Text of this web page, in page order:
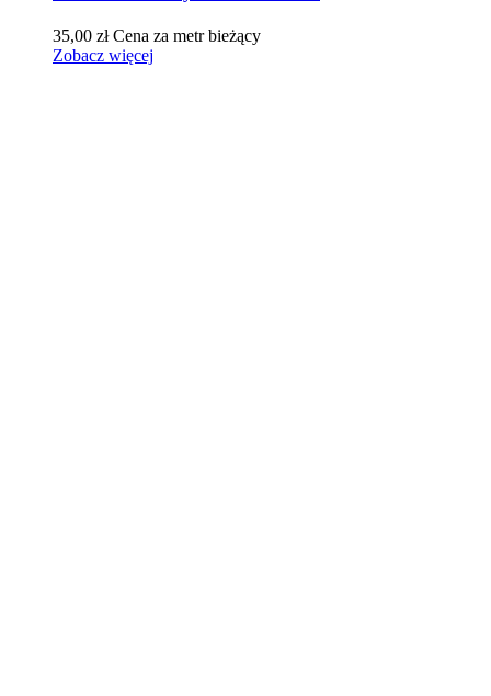
35,00 złCena za metr bieżący
Zobacz więcej